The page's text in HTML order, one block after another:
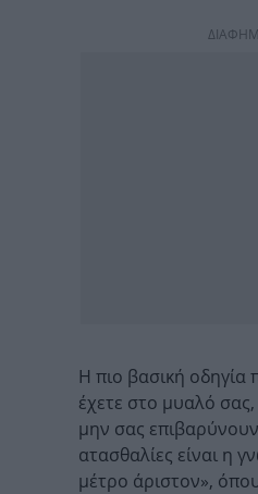
Η πιο βασική οδηγία
έχετε στο μυαλό
μην σας επιβαρύνουν
ατασθαλίες είναι η
μέτρο άριστον»,